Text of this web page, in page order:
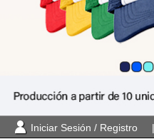
Iniciar Sesión / Registro |